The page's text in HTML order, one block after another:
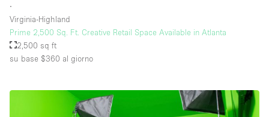
∙
Virginia-Highland
Prime 2,500 Sq. Ft. Creative Retail Space Available in Atlanta
2,500 sq ft
su base $360 al giorno